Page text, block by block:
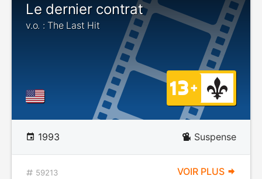
Le dernier contrat
v.o. : The Last Hit
1993 Suspense
59213 VOIR PLUS